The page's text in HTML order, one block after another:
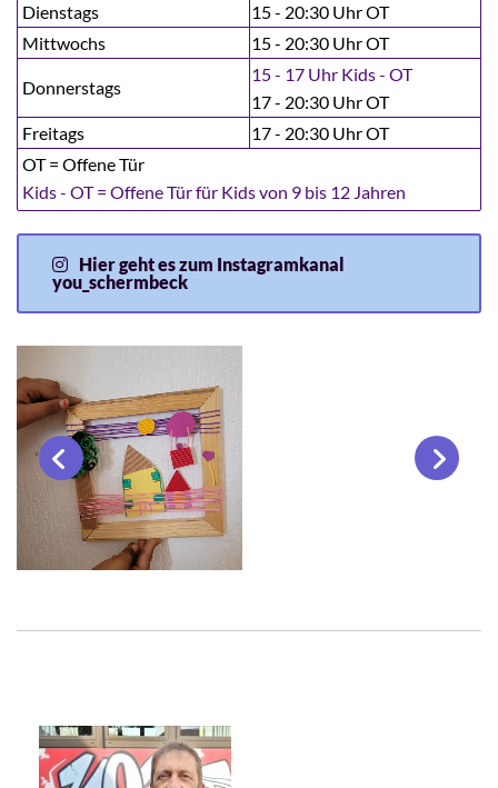
Dienstags
15 - 20:30 Uhr OT
Mittwochs
15 - 20:30 Uhr OT
Donnerstags
15 - 17 Uhr Kids - OT
17 - 20:30 Uhr OT
Freitags
17 - 20:30 Uhr OT
OT = Offene Tür
Kids - OT = Offene Tür für Kids von 9 bis 12 Jahren
Hier geht es zum Instagramkanal
you_schermbeck